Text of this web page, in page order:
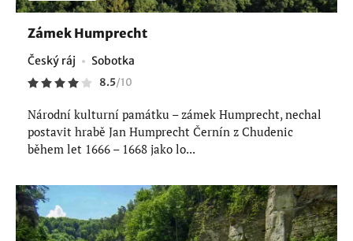
Zámek Humprecht
Český ráj Sobotka
8.5/10
Národní kulturní památku – zámek Humprecht, nechal
postavit hrabě Jan Humprecht Černín z Chudenic
během let 1666 – 1668 jako lo...